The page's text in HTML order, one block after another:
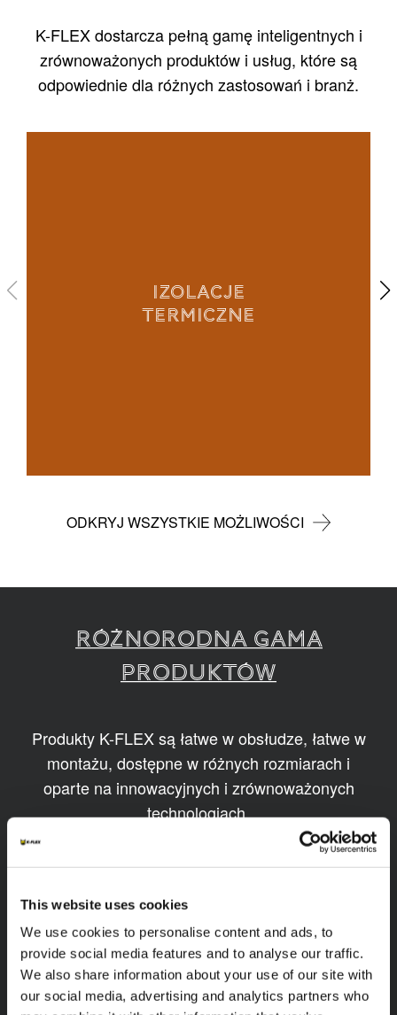
This website uses cookies
We use cookies to personalise content and ads, to
provide social media features and to analyse our traffic.
We also share information about your use of our site with
our social media, advertising and analytics partners who
K-FLEX dostarcza pełną gamę inteligentnych i
zrównoważonych produktów i usług, które są
odpowiednie dla różnych zastosowań i branż.
IZOLACJE
TERMICZNE
ODKRYJ WSZYSTKIE MOŻLIWOŚCI
RÓŻNORODNA GAMA
PRODUKTÓW
Produkty K-FLEX są łatwe w obsłudze, łatwe w
montażu, dostępne w różnych rozmiarach i
oparte na innowacyjnych i zrównoważonych
technologiach.
1/11